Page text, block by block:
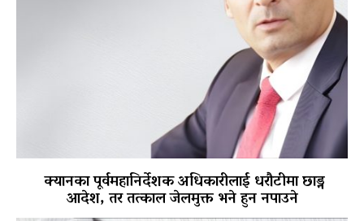
क्यानका पूर्वमहानिर्देशक अधिकारीलाई धरौटीमा छाड्न
आदेश, तर तत्काल जेलमुक्त भने हुन नपाउने
पोखरा विमानस्थल राजस्व घोटाला प्रकरण :